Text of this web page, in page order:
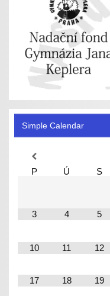
Simple Calendar
P
Ú S
3 4 5
10 11 12
17 18 19